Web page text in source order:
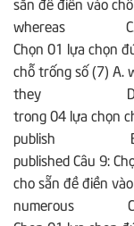
whereas C.
Chọn 01 lựa chọn
chỗ trống
they D. who
trong 04 lựa chọn
publish B.
published Câu 9:
cho sẵn đề
numerous C.